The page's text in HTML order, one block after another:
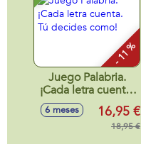
- 11 %
Juego Palabria.
¡Cada letra cuenta.
Tú decides como!
6 meses 16,95 €
18,95 €